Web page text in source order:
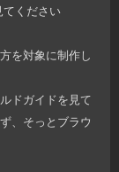
ください
を対象に制作し
ドガイドを見て
、そっとブラウ